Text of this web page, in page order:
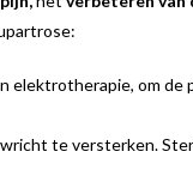
elektrotherapie, om de
te versterken.